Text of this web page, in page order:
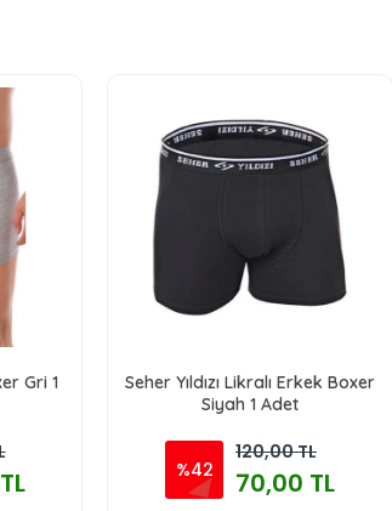
Gri 1
Seher Yıldızı Likralı Erkek Boxer
Siyah 1 Adet
%42
120,00 TL
70,00 TL